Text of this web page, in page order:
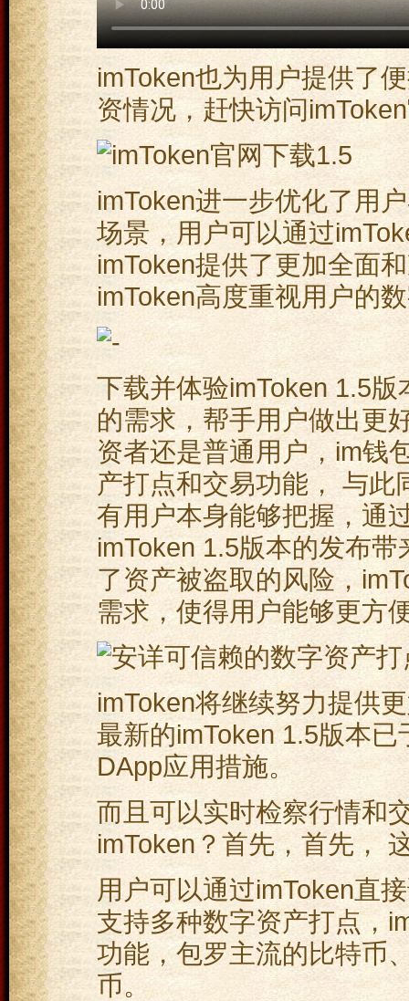
imToken也为用户提供了
资情况，赶快访问
imToken进一步优化了用
场景，用户可以通过
imToken提供了更加全面
imToken高度重视用户的
下载并体验imToken 1.5
的需求，帮手用户做出更
资者还是普通用户，im钱
产打点和交易功能， 与此
有用户本身能够把握，通
imToken 1.5版本的发布
了资产被盗取的风险，
需求，使得用户能够更方
imToken将继续努力提供
最新的imToken 1.5版本
DApp应用措施。
而且可以实时检察行情和
imToken？首先，首先，
用户可以通过imToken直
支持多种数字资产打点，
功能，包罗主流的比特币
币。